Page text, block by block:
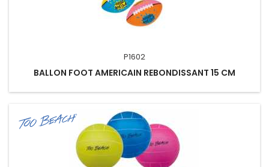
P1602
BALLON FOOT AMERICAIN REBONDISSANT 15 CM